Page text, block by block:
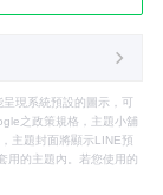
現系統預設的圖示，可
之政策規格，主題小舖
主題封面將顯示LINE預
用的主題內。若您使用的